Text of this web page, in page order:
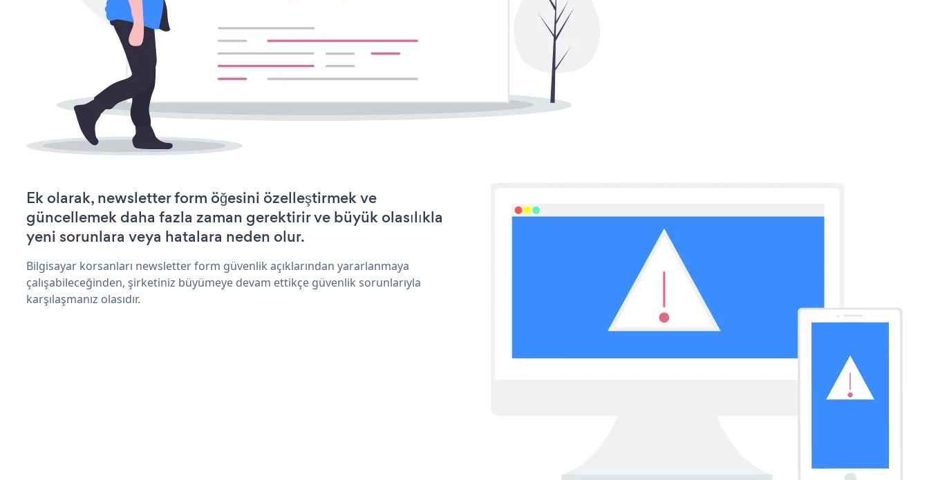
Ek olarak, newsletter form öğesini özelleştirmek ve
güncellemek daha fazla zaman gerektirir ve büyük olasılıkla
yeni sorunlara veya hatalara neden olur.
Bilgisayar korsanları newsletter form güvenlik açıklarından yararlanmaya
çalışabileceğinden, şirketiniz büyümeye devam ettikçe güvenlik sorunlarıyla
karşılaşmanız olasıdır.